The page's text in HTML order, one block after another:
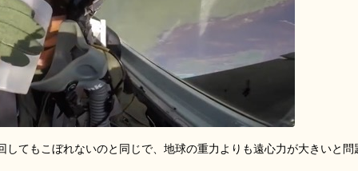
てもこぼれないのと同じで、地球の重力よりも遠心力が大きいと問